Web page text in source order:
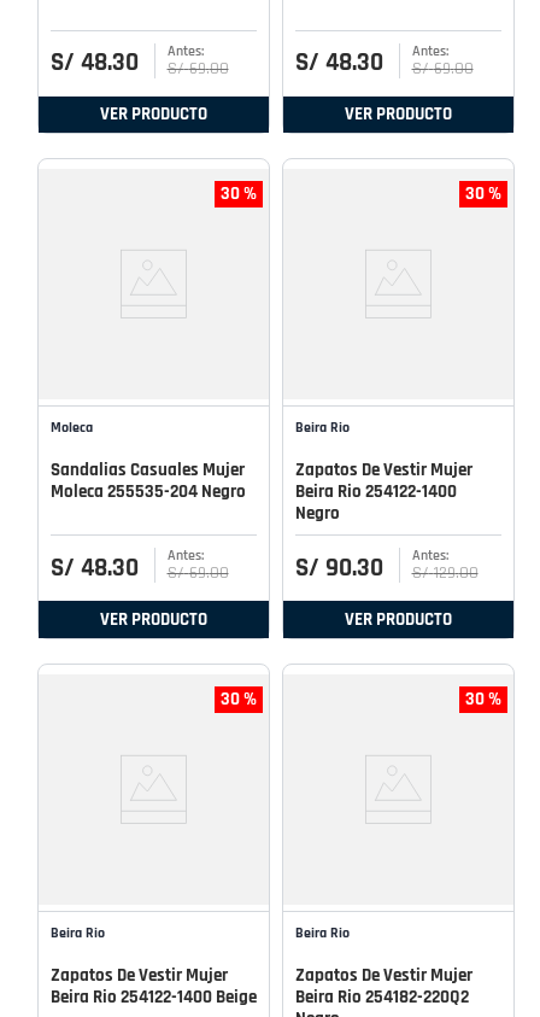
S/ 48.30 S/ 69.00
VER PRODUCTO
S/ 48.30 S/ 69.00
VER PRODUCTO
30 %
Moleca
Sandalias Casuales Mujer
Moleca 255535-204 Negro
S/ 48.30 S/ 69.00
VER PRODUCTO
30 %
Beira Rio
Zapatos De Vestir Mujer
Beira Rio 254122-1400
Negro
S/ 90.30 S/ 129.00
VER PRODUCTO
30 %
Beira Rio
Zapatos De Vestir Mujer
Beira Rio 254122-1400 Beige
30 %
Beira Rio
Zapatos De Vestir Mujer
Beira Rio 254182-220Q2